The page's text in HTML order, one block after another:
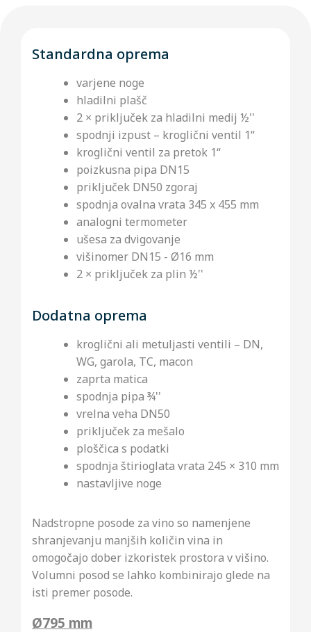
Standardna oprema
varjene noge
hladilni plašč
2 × priključek za hladilni medij ½''
spodnji izpust – kroglični ventil 1“
kroglični ventil za pretok 1“
poizkusna pipa DN15
priključek DN50 zgoraj
spodnja ovalna vrata 345 x 455 mm
analogni termometer
ušesa za dvigovanje
višinomer DN15 - Ø16 mm
2 × priključek za plin ½''
Dodatna oprema
kroglični ali metuljasti ventili – DN,
WG, garola, TC, macon
zaprta matica
spodnja pipa ¾''
vrelna veha DN50
priključek za mešalo
ploščica s podatki
spodnja štirioglata vrata 245 × 310 mm
nastavljive noge
Nadstropne posode za vino so namenjene
shranjevanju manjših količin vina in
omogočajo dober izkoristek prostora v višino.
Volumni posod se lahko kombinirajo glede na
isti premer posode.
Ø795 mm